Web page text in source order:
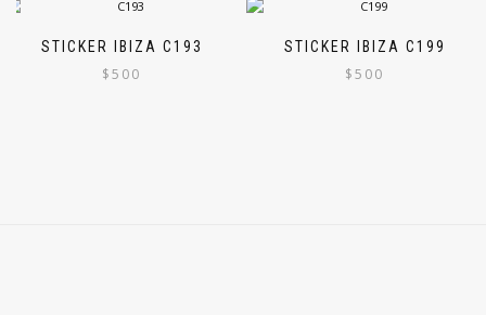
STICKER IBIZA C193
$500
STICKER IBIZA C199
$500